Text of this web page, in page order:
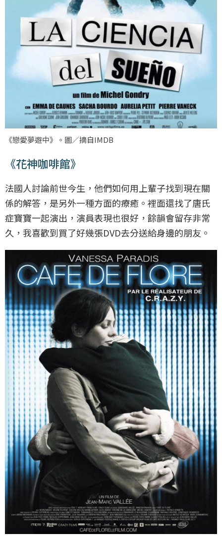
《戀愛夢遊中》。圖／摘自IMDB
《花神咖啡館》
法國人討論前世今生，他們如何用上輩子找到現在關
係的解答，是另外一種方面的療癒。裡面還找了唐氏
症寶寶一起演出，演員表現也很好，餘韻會留存非常
久，我喜歡到買了好幾張DVD去分送給身邊的朋友。